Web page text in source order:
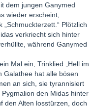
dem jungen Ganymed
wieder erscheint,
Plötzlich
verkriecht sich hinter
während Ganymed
Mal ein, Trinklied „Hell im
Galathee hat alle bösen
an sich, sie tyrannisiert
den Midas hinter
den Alten losstürzen, doch